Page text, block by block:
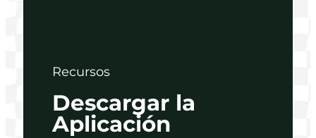
Recursos
Descargar la
Aplicación